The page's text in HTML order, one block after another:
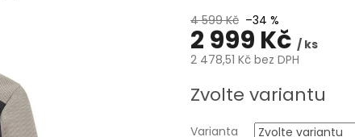
4 599 Kč –34 %
2 999 Kč / ks
2 478,51 Kč bez DPH
cena:
Zvolte variantu
Varianta